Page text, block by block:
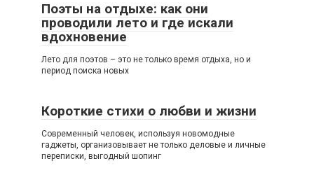
Поэты на отдыхе: как они
проводили лето и где искали
вдохновение
Лето для поэтов – это не только время отдыха, но и
период поиска новых
Короткие стихи о любви и жизни
Современный человек, используя новомодные
гаджеты, организовывает не только деловые и личные
переписки, выгодный шопинг